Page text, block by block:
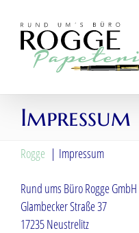
Inhalt
springen
Impressum
Rogge Impressum
Rund ums Büro Rogge GmbH
Glambecker Straße 37
17235 Neustrelitz